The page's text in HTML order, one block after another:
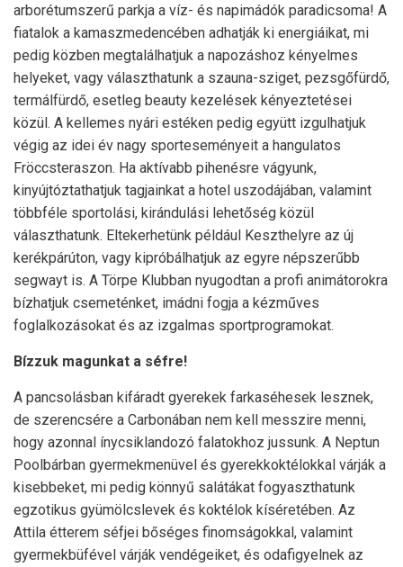
arborétumszerű parkja a víz- és napimádók paradicsoma! A
fiatalok a kamaszmedencében adhatják ki energiáikat, mi
pedig közben megtalálhatjuk a napozáshoz kényelmes
helyeket, vagy választhatunk a szauna-sziget, pezsgőfürdő,
termálfürdő, esetleg beauty kezelések kényeztetései
közül. A kellemes nyári estéken pedig együtt izgulhatjuk
végig az idei év nagy sporteseményeit a hangulatos
Fröccsteraszon. Ha aktívabb pihenésre vágyunk,
kinyújtóztathatjuk tagjainkat a hotel uszodájában, valamint
többféle sportolási, kirándulási lehetőség közül
választhatunk. Eltekerhetünk például Keszthelyre az új
kerékpárúton, vagy kipróbálhatjuk az egyre népszerűbb
segwayt is. A Törpe Klubban nyugodtan a profi animátorokra
bízhatjuk csemeténket, imádni fogja a kézműves
foglalkozásokat és az izgalmas sportprogramokat.
Bízzuk magunkat a séfre!
A pancsolásban kifáradt gyerekek farkaséhesek lesznek,
de szerencsére a Carbonában nem kell messzire menni,
hogy azonnal ínycsiklandozó falatokhoz jussunk. A Neptun
Poolbárban gyermekmenüvel és gyerekkoktélokkal várják a
kisebbeket, mi pedig könnyű salátákat fogyaszthatunk
egzotikus gyümölcslevek és koktélok kíséretében. Az
Attila étterem séfjei bőséges finomságokkal, valamint
gyermekbüfével várják vendégeiket, és odafigyelnek az